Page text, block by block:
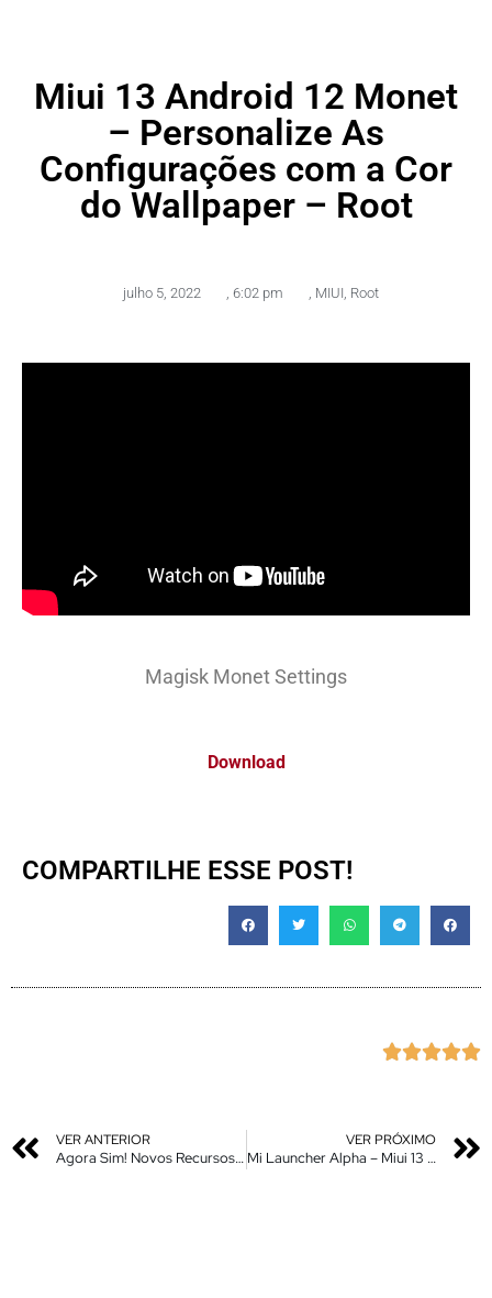
Miui 13 Android 12 Monet
– Personalize As
Configurações com a Cor
do Wallpaper – Root
julho 5, 2022 , 6:02 pm , MIUI, Root
Magisk Monet Settings
Download
COMPARTILHE ESSE POST!

VER ANTERIOR
Agora Sim! Novos Recursos Atualizados pra o Seu Xiaomi – Instale Agora – Sem Root
VER PRÓXIMO
Mi Launcher Alpha – Miui 13 – Nova Atualização